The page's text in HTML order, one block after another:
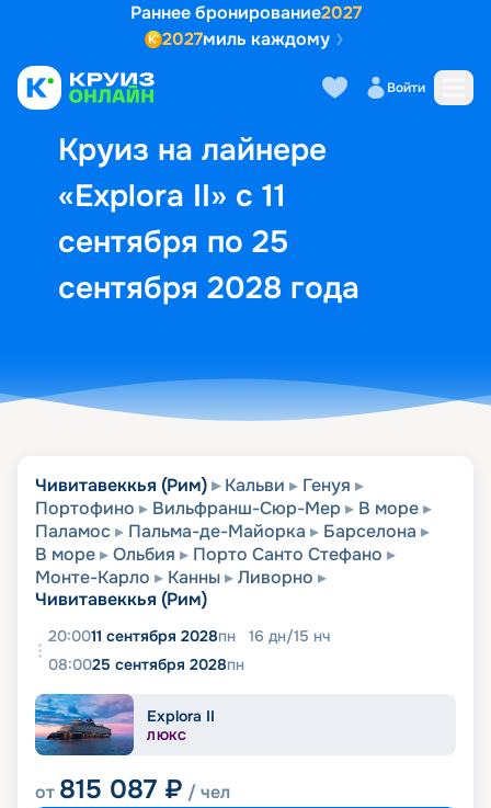
Раннее бронирование2027
2027миль каждому
Войти
Круиз на лайнере
«Explora II» с 11
сентября по 25
сентября 2028 года
Выбор кают Маршрут и
Чивитавеккья (Рим) Кальви
Генуя
Портофино
Вильфранш-Сюр-Мер
В море
Паламос
Пальма-де-Майорка
Барселона
В море
Ольбия
Порто Санто Стефано
Монте-Карло
Канны
Ливорно
Чивитавеккья (Рим)
20:0011 сентября 2028пн 16 дн/15 нч
08:0025 сентября 2028пн
Explora II
ЛЮКС
от 815 087 ₽ / чел